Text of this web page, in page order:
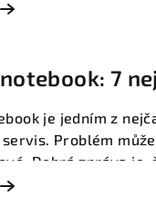
7
je jedním z
Problém
Dobrá zpráva je,